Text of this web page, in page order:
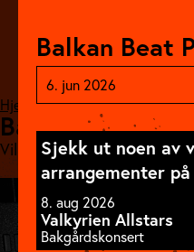
innhold
Hjem //Program//Balkan Beat
Balkan Beat
Village Disco
Balkan Beat
6. jun 2026
Sjekk ut noen av
arrangementer
8. aug 2026
Valkyrien Allstars
Bakgårdskonsert